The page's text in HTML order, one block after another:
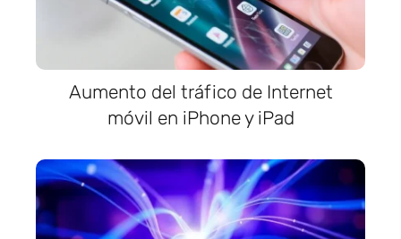
Aumento del tráfico de Internet
móvil en iPhone y iPad